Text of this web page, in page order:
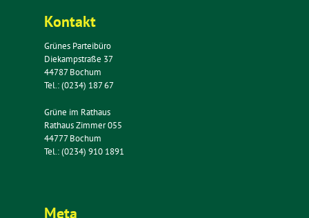
Kontakt
Grünes Parteibüro
Diekampstraße 37
44787 Bochum
Tel.: (0234) 187 67
Grüne im Rathaus
Rathaus Zimmer 055
44777 Bochum
Tel.: (0234) 910 1891
Meta